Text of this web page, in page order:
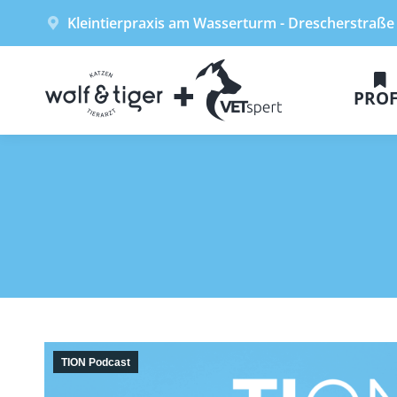
Kleintierpraxis am Wasserturm - Drescherstraße
TION Podcast